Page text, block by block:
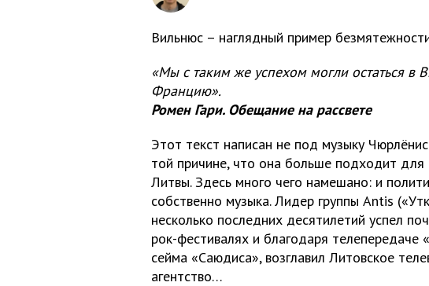
Вильнюс – наглядный пример
«Мы с таким же успехом могли остаться в
Францию».
Ромен Гари. Обещание на рассвете
Этот текст написан не под музыку
той причине, что она больше подходит для
Литвы. Здесь много чего намешано: и
собственно музыка. Лидер группы Antis
несколько последних десятилетий успел
рок-фестивалях и благодаря телепередаче
сейма «Саюдиса», возглавил Литовское
агентство…